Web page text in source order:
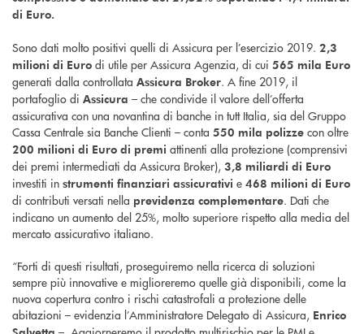
di Euro.
Sono dati molto positivi quelli di Assicura per l’esercizio 2019. 2,3
milioni di Euro di utile per Assicura Agenzia, di cui 565 mila Euro
generati dalla controllata Assicura Broker. A fine 2019, il
portafoglio di Assicura – che condivide il valore dell’offerta
assicurativa con una novantina di banche in tutt Italia, sia del Gruppo
Cassa Centrale sia Banche Clienti – conta 550 mila polizze con oltre
200 milioni di Euro di premi attinenti alla protezione (comprensivi
dei premi intermediati da Assicura Broker), 3,8 miliardi di Euro
investiti in strumenti finanziari assicurativi e 468 milioni di Euro
di contributi versati nella previdenza complementare. Dati che
indicano un aumento del 25%, molto superiore rispetto alla media del
mercato assicurativo italiano.
“Forti di questi risultati, proseguiremo nella ricerca di soluzioni
sempre più innovative e miglioreremo quelle già disponibili, come la
nuova copertura contro i rischi catastrofali a protezione delle
abitazioni – evidenzia l’Amministratore Delegato di Assicura, Enrico